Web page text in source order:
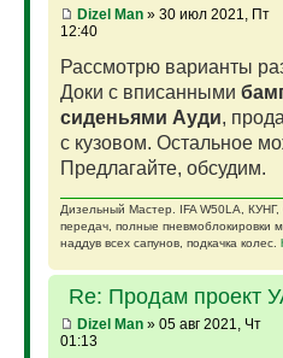
Dizel Man» 30 июл 2021, Пт
12:40
Рассмотрю варианты
Доки с вписанными
сиденьями Ауди,
с кузовом. Остальное
Предлагайте, обсудим.
Дизельный Мастер. IFA W50LA,
передач, полные пневмоблокировки
наддув всех сапунов, подкачка колес.
Re: Продам проект
Dizel Man» 05 авг 2021, Чт
01:13